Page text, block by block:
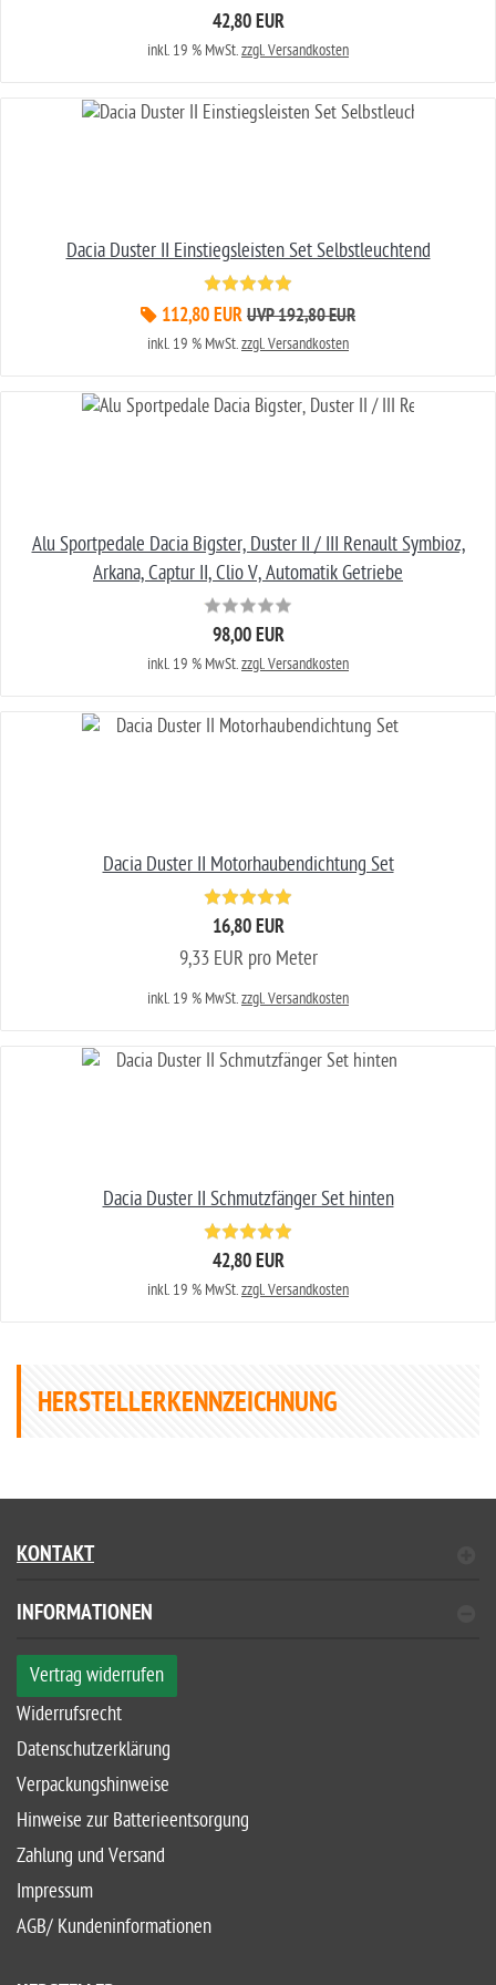
42,80 EUR
inkl. 19 % MwSt.zzgl. Versandkosten
Dacia Duster II Einstiegsleisten Set Selbstleuchtend
112,80 EUR UVP 192,80 EUR
inkl. 19 % MwSt.zzgl. Versandkosten
Alu Sportpedale Dacia Bigster, Duster II / III Renault Symbioz,
Arkana, Captur II, Clio V, Automatik Getriebe
98,00 EUR
inkl. 19 % MwSt.zzgl. Versandkosten
Dacia Duster II Motorhaubendichtung Set
16,80 EUR
9,33 EUR pro Meter
inkl. 19 % MwSt.zzgl. Versandkosten
Dacia Duster II Schmutzfänger Set hinten
42,80 EUR
inkl. 19 % MwSt.zzgl. Versandkosten
HERSTELLERKENNZEICHNUNG
KONTAKT
INFORMATIONEN
Vertrag widerrufen
Widerrufsrecht
Datenschutzerklärung
Verpackungshinweise
Hinweise zur Batterieentsorgung
Zahlung und Versand
Impressum
AGB/ Kundeninformationen